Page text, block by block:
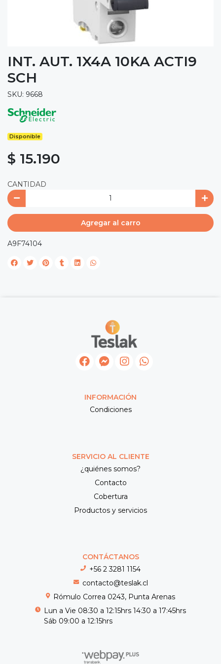
INT. AUT. 1X4A 10KA ACTI9
SCH
SKU: 9668
Disponible
$ 15.190
CANTIDAD
Agregar al carro
A9F74104
INFORMACIÓN
Condiciones
SERVICIO AL CLIENTE
¿quiénes somos?
Contacto
Cobertura
Productos y servicios
CONTÁCTANOS
+56 2 3281 1154
contacto@teslak.cl
Rómulo Correa 0243, Punta Arenas
Lun a Vie 08:30 a 12:15hrs 14:30 a 17:45hrs
Sáb 09:00 a 12:15hrs